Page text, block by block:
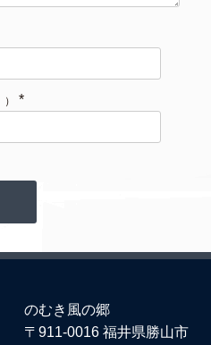
*
のむき風の郷
〒911-0016 福井県勝山市